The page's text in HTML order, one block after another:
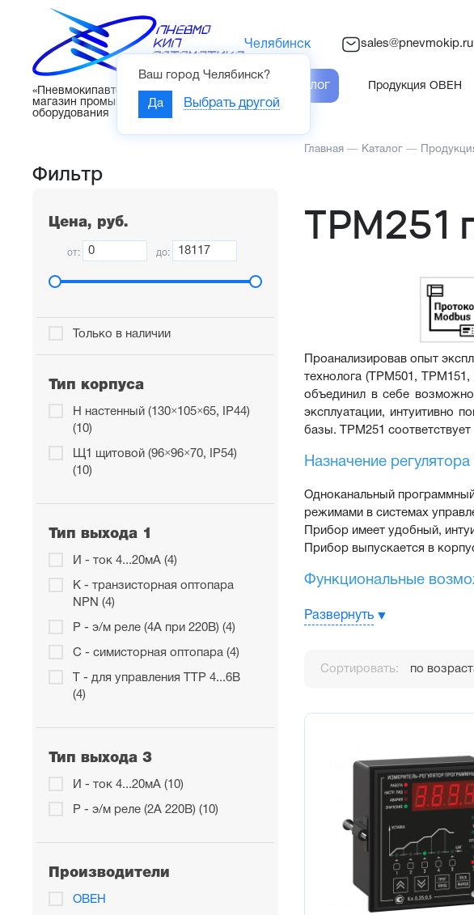
«Пневмокипавтоматика» – интернет-
магазин промышленного
оборудования
Челябинск
Ваш город Челябинск?
Да Выбрать другой
sales@pnevmokip.ru
Каталог Продукция ОВЕН
Фильтр
Цена, руб.
от: до:
Только в наличии
Тип корпуса
Н настенный (130×105×65, IP44)
(10)
Щ1 щитовой (96×96×70, IP54)
(10)
Тип выхода 1
И - ток 4...20мА (4)
К - транзисторная оптопара
NPN (4)
Р - э/м реле (4А при 220В) (4)
С - симисторная оптопара (4)
Т - для управления ТТР 4...6В
(4)
Тип выхода 3
И - ток 4...20мА (10)
Р - э/м реле (2А 220В) (10)
Производители
ОВЕН
Главная — Каталог —
ТРМ251
Проанализировав опыт
технолога (ТРМ501,
объединил в себе
эксплуатации, интуитивно
базы. ТРМ251
Назначение
Одноканальный
режимами в системах
Прибор имеет удобный,
Прибор выпускается в
Функциональные
Два универсальных входа
Программное пошаговое
Три управляющих выхода:
сигнализация о выходе
сигнализация о
Удобный человеко-
Сетевой интерфейс RS-
Конфигурирование на ПК
Функция сохранения образа
Развернуть
Сортировать: по